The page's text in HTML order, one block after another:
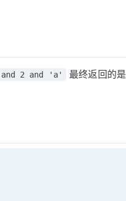
2 and 'a' 最终返回的是